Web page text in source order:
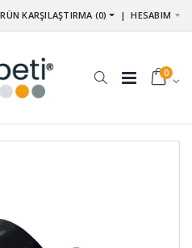
KARŞILAŞTIRMA (0) |HESABIM
0